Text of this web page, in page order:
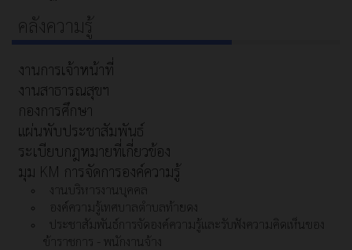
คลังความรู้
งานการเจ้าหน้าที่
งานสาธารณสุขฯ
กองการศึกษา
แผ่นพับประชาสัมพันธ์
ระเบียบกฎหมายที่เกี่ยวข้อง
มุม KM การจัดการองค์ความรู้
งานบริหารงานบุคคล
องค์ความรู้เทศบาลตำบลท้ายดง
ประชาสัมพันธ์การจัดองค์ความรู้และรับฟังความคิดเห็นของ
ข้าราชการ - พนักงานจ้าง